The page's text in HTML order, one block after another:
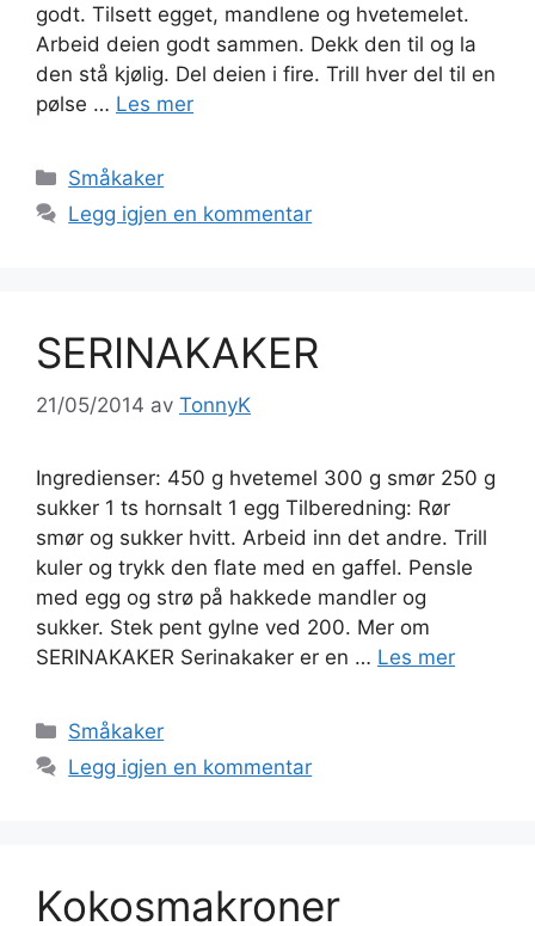
godt. Tilsett egget, mandlene og hvetemelet.
Arbeid deien godt sammen. Dekk den til og la
den stå kjølig. Del deien i fire. Trill hver del til en
pølse … Les mer
Kategorier
Småkaker
Legg igjen en kommentar
SERINAKAKER
21/05/2014 av TonnyK
Ingredienser: 450 g hvetemel 300 g smør 250 g
sukker 1 ts hornsalt 1 egg Tilberedning: Rør
smør og sukker hvitt. Arbeid inn det andre. Trill
kuler og trykk den flate med en gaffel. Pensle
med egg og strø på hakkede mandler og
sukker. Stek pent gylne ved 200. Mer om
SERINAKAKER Serinakaker er en … Les mer
Kategorier
Småkaker
Legg igjen en kommentar
Kokosmakroner